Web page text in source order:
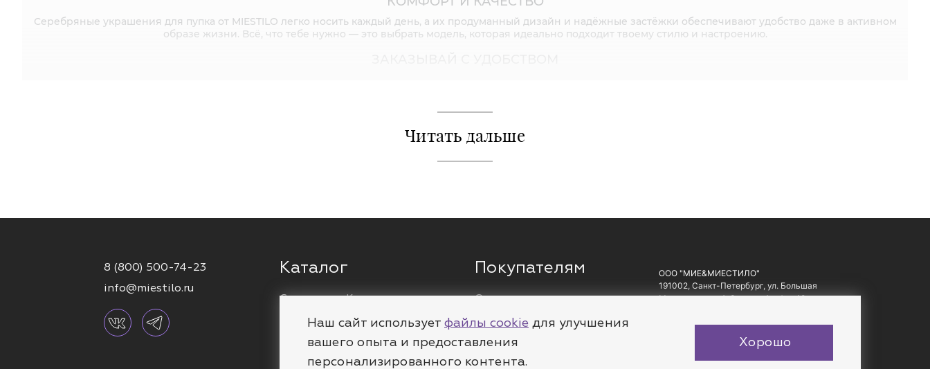
Серебряные украшения для пупка от MIESTILO легко носить каждый день, а их продуманный дизайн и надёжные застёжки обеспечивают удобство даже в активном
образе жизни. Всё, что тебе нужно — это выбрать модель, которая идеально подходит твоему стилю и настроению.
Читать дальше
8 (800) 500-74-23
info@miestilo.ru
Каталог
Серьги
Каффы
Браслеты
Колье
Кольца
Цепи
Пирсинг
Шармы
Покупателям
О компании
Доставка
Полезное
ООО "МИЕ&МИЕСТИЛО"
191002, Санкт-Петербург, ул. Большая
Московская, д. 1-3, литер А, офис 10.
Наш сайт использует файлы cookie для улучшения
вашего опыта и предоставления
персонализированного контента.
Хорошо